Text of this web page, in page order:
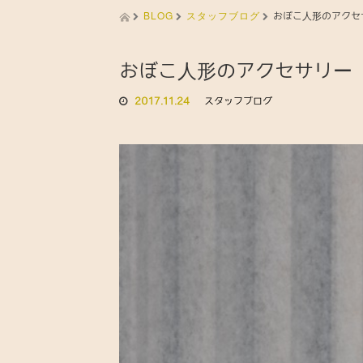
BLOG スタッフブログ おぼこ人形のアクセ
おぼこ人形のアクセサリー
2017.11.24 スタッフブログ